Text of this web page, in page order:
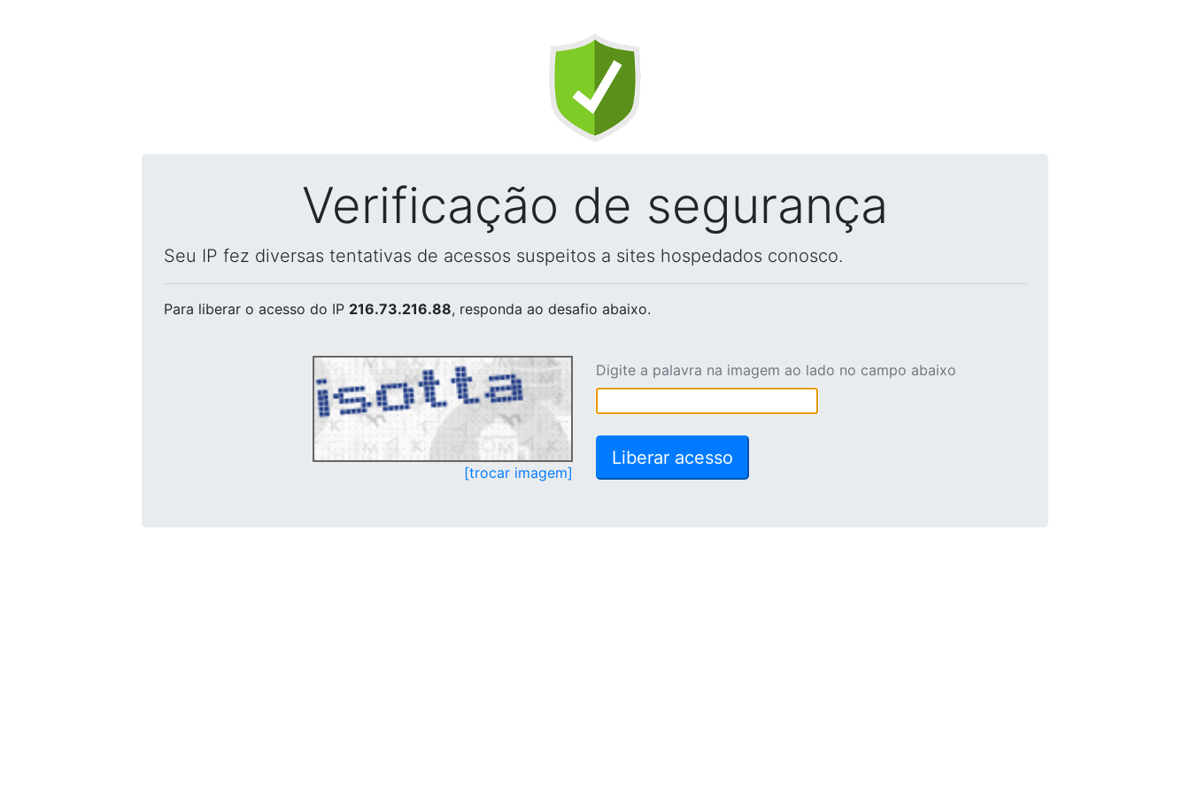
Verificação de segurança
Seu IP fez diversas tentativas de acessos suspeitos a sites hospedados conosco.
Para liberar o acesso do IP 216.73.216.88, responda ao desafio abaixo.
[trocar imagem]
Digite a palavra na imagem ao lado no campo abaixo